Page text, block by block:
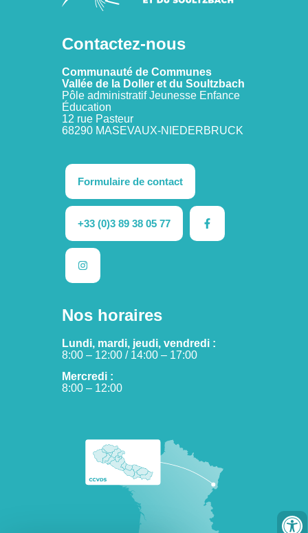
Contactez-nous
Communauté de Communes
Vallée de la Doller et du Soultzbach
Pôle administratif Jeunesse Enfance
Éducation
12 rue Pasteur
68290 MASEVAUX-NIEDERBRUCK
Formulaire de contact
+33 (0)3 89 38 05 77
Nos horaires
Lundi, mardi, jeudi, vendredi :
8:00 – 12:00 / 14:00 – 17:00
Mercredi :
8:00 – 12:00